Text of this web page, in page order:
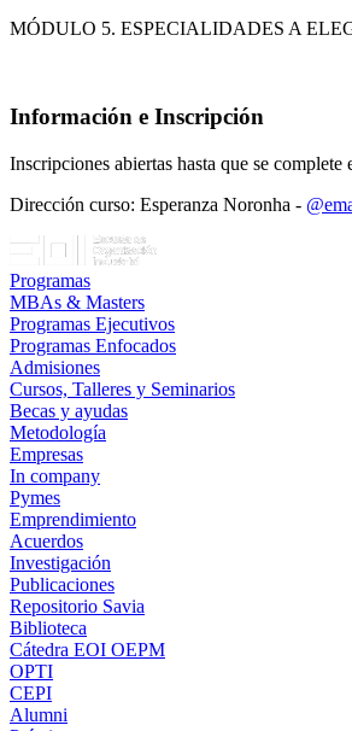
MÓDULO 5. ESPECIALIDADES A
Información e Inscripción
Inscripciones abiertas hasta que se complete
Dirección curso: Esperanza Noronha -
Programas
MBAs & Masters
Programas Ejecutivos
Programas Enfocados
Admisiones
Cursos, Talleres y Seminarios
Becas y ayudas
Metodología
Empresas
In company
Pymes
Emprendimiento
Acuerdos
Investigación
Publicaciones
Repositorio Savia
Biblioteca
Cátedra EOI OEPM
OPTI
CEPI
Alumni